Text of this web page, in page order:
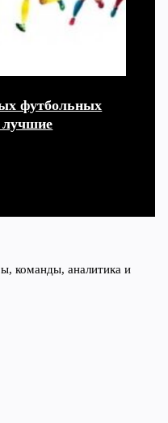
футбольных
лучшие
команды, аналитика и